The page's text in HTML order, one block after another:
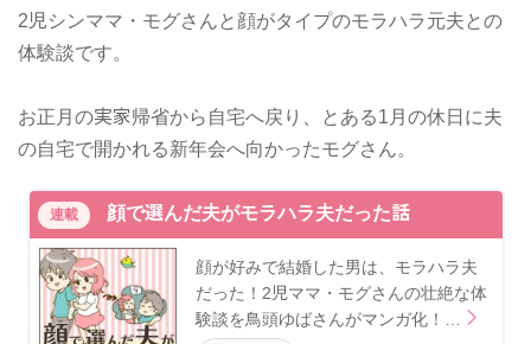
2児シンママ・モグさんと顔がタイプのモラハラ元夫との
体験談です。
お正月の実家帰省から自宅へ戻り、とある1月の休日に夫
の自宅で開かれる新年会へ向かったモグさん。
連載 顔で選んだ夫がモラハラ夫だった話
顔が好みで結婚した男は、モラハラ夫
だった！2児ママ・モグさんの壮絶な体
験談を鳥頭ゆばさんがマンガ化！…